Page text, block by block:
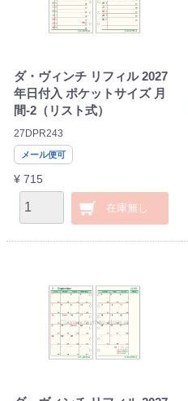
ダ・ヴィンチ リフィル 2027
年日付入 ポケットサイズ 月
間-2（リスト式）
27DPR243
メール便可
¥ 715
在庫無し